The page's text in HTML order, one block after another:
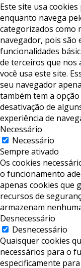
Este site usa
enquanto navega
categorizados como
navegador, pois são
funcionalidades
de terceiros que nos
você usa este site.
seu navegador
também tem a
desativação de
experiência de
Necessário
Necessário
Sempre ativado
Os cookies
o funcionamento
apenas cookies que
recursos de
armazenam
Desnecessário
Desnecessário
Quaisquer cookies
necessários para o
especificamente